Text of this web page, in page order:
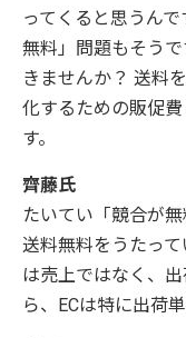
ってくると思うん
無料」問題もそう
きませんか？ 送料
化するための販促
す。
齊藤氏
たいてい「競合が
送料無料をうたっ
は売上ではなく、
ら、ECは特に出荷